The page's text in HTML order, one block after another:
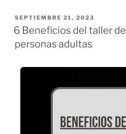
SEPTIEMBRE 21, 2023
6 Beneficios del taller
personas adultas